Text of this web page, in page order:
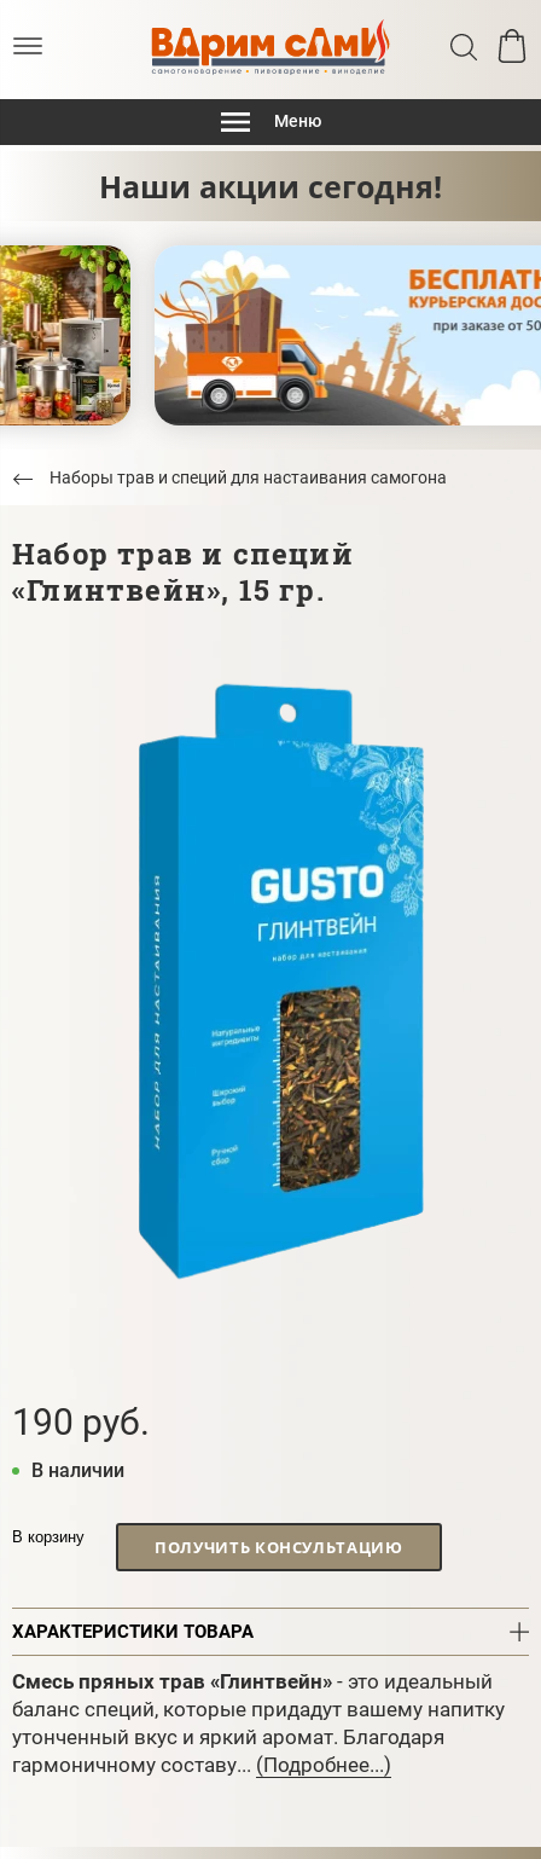
Меню
Наши акции сегодня!
Наборы трав и специй для настаивания самогона
Набор трав и специй
«Глинтвейн», 15 гр.
190 руб.
В наличии
В корзину ПОЛУЧИТЬ КОНСУЛЬТАЦИЮ
ХАРАКТЕРИСТИКИ ТОВАРА
Смесь пряных трав «Глинтвейн» - это идеальный
баланс специй, которые придадут вашему напитку
утонченный вкус и яркий аромат. Благодаря
гармоничному составу... (Подробнее...)